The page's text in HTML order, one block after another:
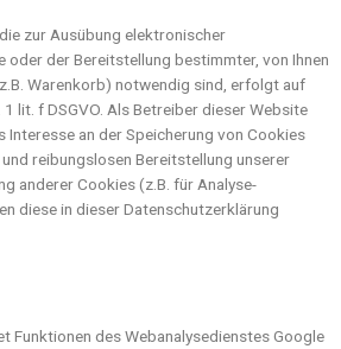
zur Ausübung elektronischer
oder der Bereitstellung bestimmter, von Ihnen
Warenkorb) notwendig sind, erfolgt auf
lit. f DSGVO. Als Betreiber dieser Website
Interesse an der Speicherung von Cookies
reibungslosen Bereitstellung unserer
anderer Cookies (z.B. für Analyse-
diese in dieser Datenschutzerklärung
Funktionen des Webanalysedienstes Google